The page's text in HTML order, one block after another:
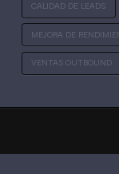
CALIDAD DE LEADS
MEJORA DE
VENTAS OUTBOUND